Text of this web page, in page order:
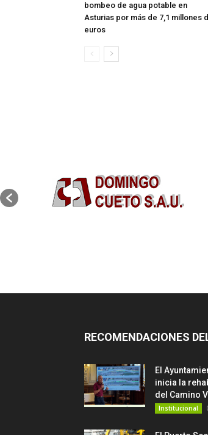
bombeo de agua potable en
Asturias por más de 7,1 millones
euros
RECOMENDACIONES
El
inicia la
del Camino
Institucional